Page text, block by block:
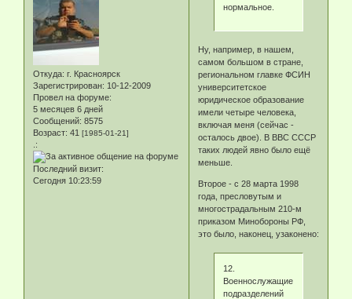
Откуда: г. Красноярск
Зарегистрирован: 10-12-2009
Провел на форуме:
5 месяцев 6 дней
Сообщений: 8575
Возраст: 41 [1985-01-21]
.:
Последний визит:
Сегодня 10:23:59
нормальное.
Ну, например, в нашем,
самом большом в стране,
региональном главке ФСИН
университетское
юридическое образование
имели четыре человека,
включая меня (сейчас -
осталось двое). В ВВС СССР
таких людей явно было ещё
меньше.
Второе - с 28 марта 1998
года, пресловутым и
многострадальным 210-м
приказом Минобороны РФ,
это было, наконец, узаконено:
12.
Военнослужащие
подразделений